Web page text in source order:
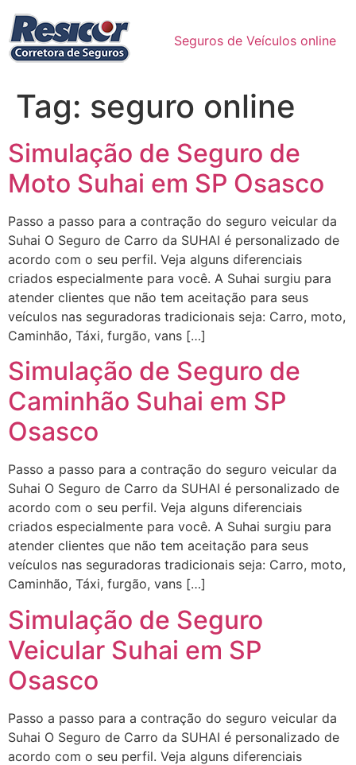
para
conteúdo
Seguros de Veículos online
Tag: seguro online
Simulação de Seguro de
Moto Suhai em SP Osasco
Passo a passo para a contração do seguro veicular da
Suhai O Seguro de Carro da SUHAI é personalizado de
acordo com o seu perfil. Veja alguns diferenciais
criados especialmente para você. A Suhai surgiu para
atender clientes que não tem aceitação para seus
veículos nas seguradoras tradicionais seja: Carro, moto,
Caminhão, Táxi, furgão, vans […]
Simulação de Seguro de
Caminhão Suhai em SP
Osasco
Passo a passo para a contração do seguro veicular da
Suhai O Seguro de Carro da SUHAI é personalizado de
acordo com o seu perfil. Veja alguns diferenciais
criados especialmente para você. A Suhai surgiu para
atender clientes que não tem aceitação para seus
veículos nas seguradoras tradicionais seja: Carro, moto,
Caminhão, Táxi, furgão, vans […]
Simulação de Seguro
Veicular Suhai em SP
Osasco
Passo a passo para a contração do seguro veicular da
Suhai O Seguro de Carro da SUHAI é personalizado de
acordo com o seu perfil. Veja alguns diferenciais